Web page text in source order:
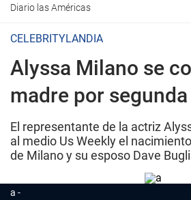
Diario las Américas
CELEBRITYLANDIA
Alyssa Milano se
madre por
El representante de la actriz
al medio Us Weeklyel
de Milano y su esposo Dave
a